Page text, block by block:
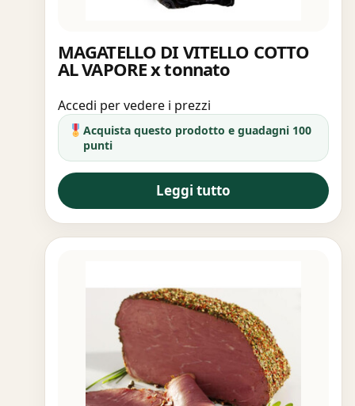
MAGATELLO DI VITELLO COTTO
AL VAPORE x tonnato
Accedi per vedere i prezzi
Acquista questo prodotto e guadagni 100
punti
Leggi tutto